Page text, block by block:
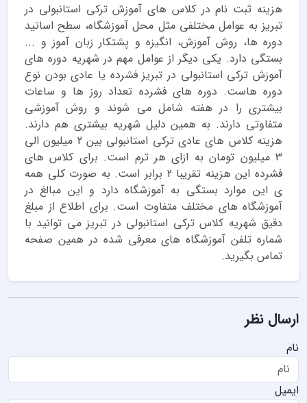
هزینه ثبت نام در کلاس های آموزش ترکی استانبولی در
تبریز به عوامل مختلفی مثل محل آموزشگاه، سطح اساتید
دوره ها، روش آموزش، انگیزه و پشتکار زبان آموز و ...
بستگی دارد. یکی دیگر از عوامل مهم در شهریه دوره های
آموزش ترکی استانبولی در تبریز فشرده یا عادی بودن نوع
دوره هاست. دوره های فشرده تعداد روز ها و ساعات
بیشتری را در هفته شامل می شوند و روش آموزشی
متفاوتی دارند. به همین دلیل شهریه بیشتری هم دارند.
هزینه کلاس های عادی ترکی استانبولی بین 2 میلیون الی
3 میلیون تومان به ازای هر ترم است. برای کلاس های
فشرده این هزینه تقریبا 2 برابر است. به صورت کلی همه
ی این موارد بستگی به آموزشگاه دارد و این مبالغ در
آموزشگاه های مختلف متفاوت است. برای اطلاع از مبلغ
دقیق شهریه کلاس ترکی استانبولی در تبریز می توانید با
شماره تلفن آموزشگاه های معرفی شده در همین صفحه
تماس بگیرید.
ارسال نظر
نام
ایمیل